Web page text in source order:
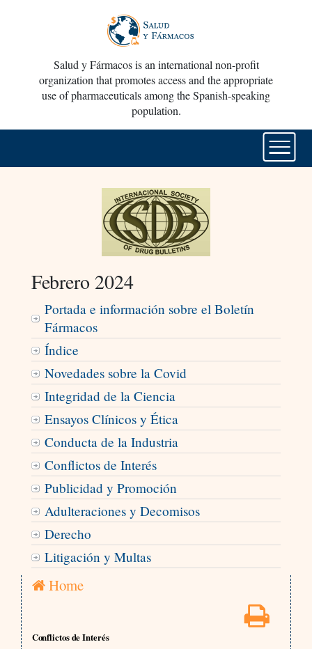
Salud y Fármacos is an international non-profit
organization that promotes access and the appropriate
use of pharmaceuticals among the Spanish-speaking
population.
Febrero 2024
Portada e información sobre el Boletín
Fármacos
Índice
Novedades sobre la Covid
Integridad de la Ciencia
Ensayos Clínicos y Ética
Conducta de la Industria
Conflictos de Interés
Publicidad y Promoción
Adulteraciones y Decomisos
Derecho
Litigación y Multas
Home
Conflictos de Interés